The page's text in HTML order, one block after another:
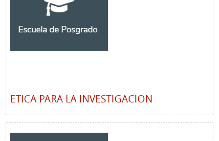
ETICA PARA LA INVESTIGACION